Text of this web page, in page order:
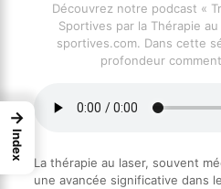
Découvrez notre podcast «
Sportives par la Thérapie
sportives.com. Dans cette
profondeur
La thérapie au laser, souvent
une avancée significative dans
→
Index